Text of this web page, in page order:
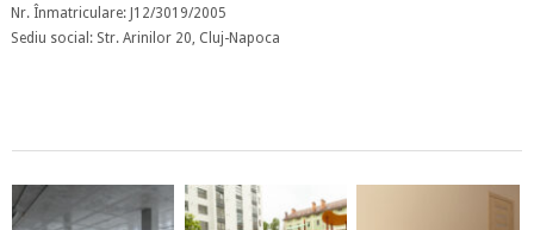
Nr. Înmatriculare: J12/3019/2005
Sediu social: Str. Arinilor 20, Cluj-Napoca